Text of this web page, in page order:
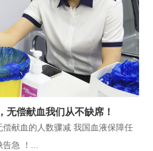
无偿献血我们从不缺席！
献血的人数骤减 我国血液保障任
告急 ！...